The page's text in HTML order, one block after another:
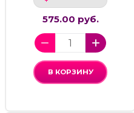
575.00 руб.
В КОРЗИНУ